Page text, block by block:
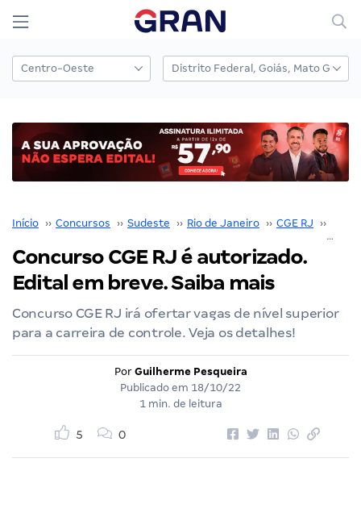
Início ›› Concursos ›› Sudeste ›› Rio de Janeiro ›› CGE RJ ››
Concurso CGE RJ é autorizado.
Edital em breve. Saiba mais
Concurso CGE RJ irá ofertar vagas de nível superior
para a carreira de controle. Veja os detalhes!
Por Guilherme Pesqueira
Publicado em 18/10/22
1 min. de leitura
5 0